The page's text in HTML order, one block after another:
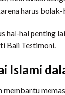
harus
hal-hal penting
Bali Testimoni.
Islami